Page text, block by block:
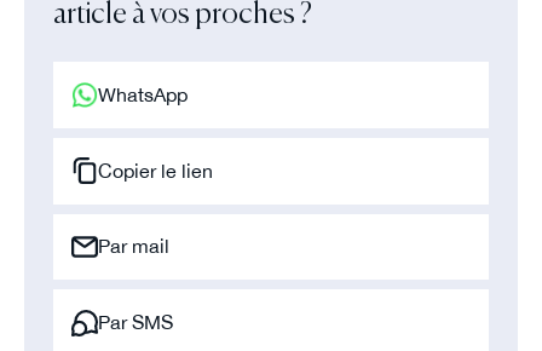
article à vos proches ?
WhatsApp
Copier le lien
Par mail
Par SMS